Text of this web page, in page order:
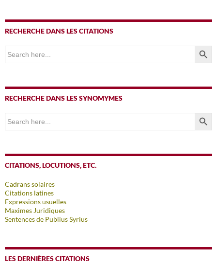
RECHERCHE DANS LES CITATIONS
Search
for:
SEARCH
RECHERCHE DANS LES SYNOMYMES
Search
for:
SEARCH
CITATIONS, LOCUTIONS, ETC.
Cadrans solaires
Citations latines
Expressions usuelles
Maximes Juridiques
Sentences de Publius Syrius
LES DERNIÈRES CITATIONS